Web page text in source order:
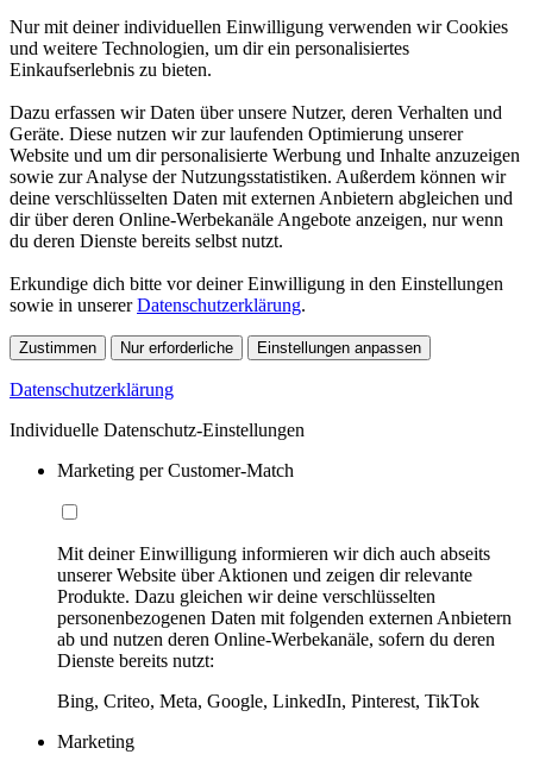
Nur mit deiner individuellen Einwilligung verwenden wir Cookies
und weitere Technologien, um dir ein personalisiertes
Einkaufserlebnis zu bieten.
Dazu erfassen wir Daten über unsere Nutzer, deren Verhalten und
Geräte. Diese nutzen wir zur laufenden Optimierung unserer
Website und um dir personalisierte Werbung und Inhalte anzuzeigen
sowie zur Analyse der Nutzungsstatistiken. Außerdem können wir
deine verschlüsselten Daten mit externen Anbietern abgleichen und
dir über deren Online-Werbekanäle Angebote anzeigen, nur wenn
du deren Dienste bereits selbst nutzt.
Erkundige dich bitte vor deiner Einwilligung in den Einstellungen
sowie in unsererDatenschutzerklärung.
Zustimmen Nur erforderliche Einstellungen anpassen
Datenschutzerklärung
Individuelle Datenschutz-Einstellungen
Marketing per Customer-Match
Mit deiner Einwilligung informieren wir dich auch abseits
unserer Website über Aktionen und zeigen dir relevante
Produkte. Dazu gleichen wir deine verschlüsselten
personenbezogenen Daten mit folgenden externen Anbietern
ab und nutzen deren Online-Werbekanäle, sofern du deren
Dienste bereits nutzt:
Bing, Criteo, Meta, Google, LinkedIn, Pinterest, TikTok
Marketing